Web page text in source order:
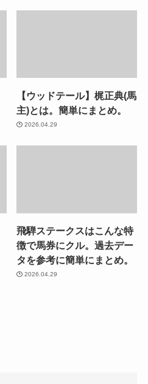
【ウッドテール】梶正典(馬
主)とは。簡単にまとめ。
2026.04.29
飛騨ステークスはこんな特
徴で馬券にクル。過去デー
タを参考に簡単にまとめ。
2026.04.29